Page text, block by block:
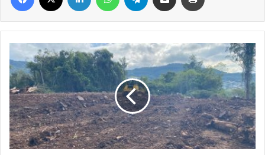
Encantado
investe
mais
de
R$
8
milhões
em
obras